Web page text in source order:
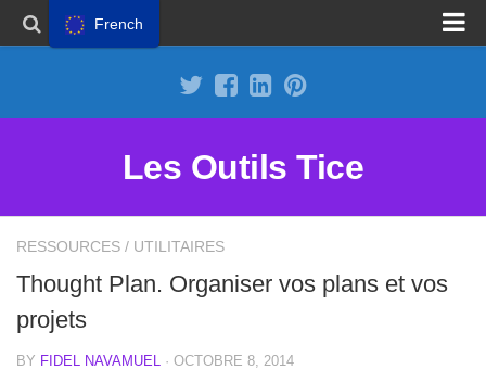
Les Outils Tice
RESSOURCES / UTILITAIRES
Thought Plan. Organiser vos plans et vos
projets
BY FIDEL NAVAMUEL · OCTOBRE 8, 2014
French